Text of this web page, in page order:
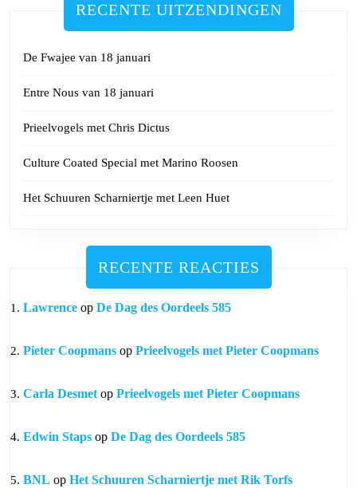
RECENTE UITZENDINGEN
De Fwajee van 18 januari
Entre Nous van 18 januari
Prieelvogels met Chris Dictus
Culture Coated Special met Marino Roosen
Het Schuuren Scharniertje met Leen Huet
RECENTE REACTIES
Lawrence op De Dag des Oordeels 585
Pieter Coopmans op Prieelvogels met Pieter Coopmans
Carla Desmetop Prieelvogels met Pieter Coopmans
Edwin Staps op De Dag des Oordeels 585
BNL op Het Schuuren Scharniertje met Rik Torfs